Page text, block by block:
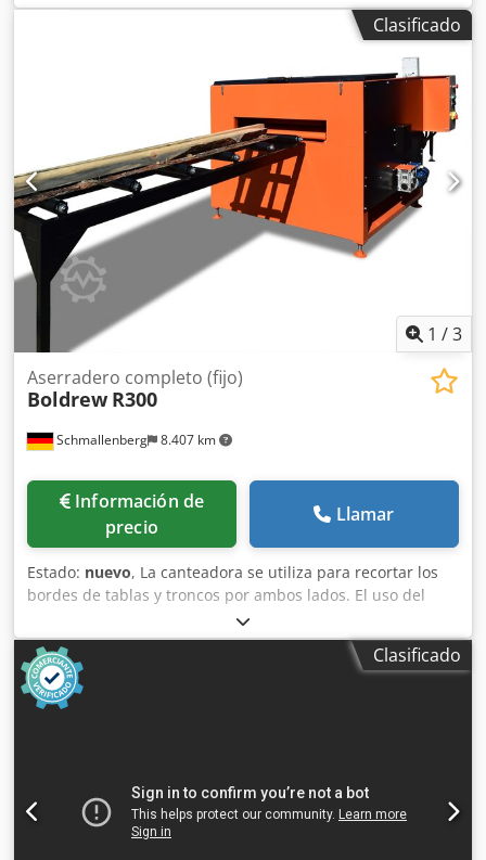
cm, buena precisión de corte, ajuste de altura exacto y
sencillo, de fácil manejo. Parte superior con recubrimiento
ampliar de forma ilimitada con secciones de extensión.
Djdpfjzqq Nnsx Aahekr Certificación CE. ¡El original!, ¡no
una copia! Datos técnicos: diámetro máximo del tronco:
550 mm ancho máximo de la tabla: 460 mm potencia del
motor S6: 3,7 kW (3 kW S1) longitud de corte, versión
básica: 3,7 m longitud de la cinta de sierra: 3200 mm
ancho de la cinta de sierra: hasta 35 mm longitud de corte,
sección de extensión (opcional): 2,3 m peso: 355 kg
Clasificado
1 /3
Schmallenberg 8.407 km
Aserradero completo (fijo)
Boldrew R300
Información de
precio
Llamar
Estado: nuevo, La canteadora se utiliza para recortar los
bordes de tablas y troncos por ambos lados. El uso del
cambio automático de ancho, el avance suave combinado
con marcas láser en la regla de corte permite un uso
óptimo de las tablas con bordes. Dkodswb Uwgjpfx Aahsr
Datos técnicos: Mínimo. Ancho de corte 60 máx. 500 mm
(altura libre horizontal 700 mm) Espesor máximo del
de avance - uniforme Diámetro de la sierra – 350 mm
Número de sierras en el husillo: 2 piezas Motores
principales – 2 x 5,2 KW Peso de la máquina – 1000 kg –
Clasificado